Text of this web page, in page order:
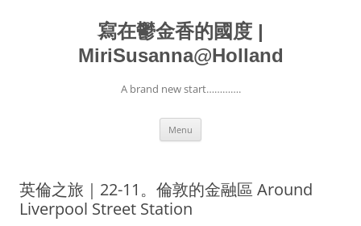
寫在鬱金香的國度 |
MiriSusanna@Holland
A brand new start………….
Menu
英倫之旅｜22-11。倫敦的金融區 Around
Liverpool Street Station